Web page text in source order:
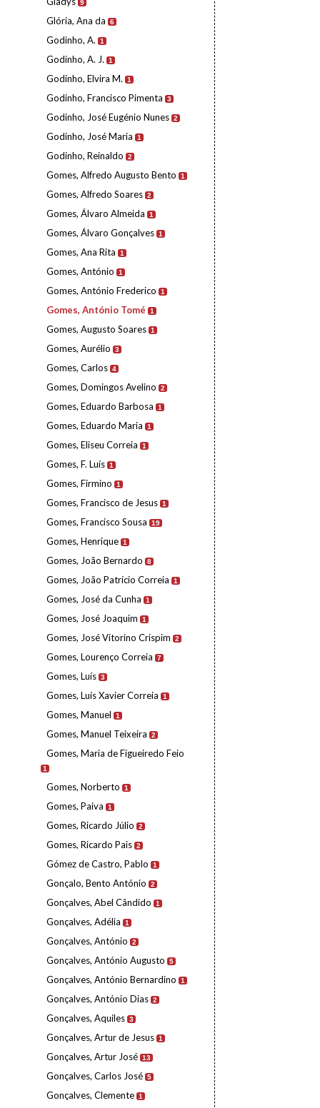
9
Glória, Ana da 6
Godinho, A. 1
Godinho, A. J. 1
Godinho, Elvira M. 1
Godinho, Francisco Pimenta 3
Godinho, José Eugénio Nunes 2
Godinho, José Maria 1
Godinho, Reinaldo 2
Gomes, Alfredo Augusto Bento 1
Gomes, Alfredo Soares 2
Gomes, Álvaro Almeida 1
Gomes, Álvaro Gonçalves 1
Gomes, Ana Rita 1
Gomes, António 1
Gomes, António Frederico 1
Gomes, António Tomé 1
Gomes, Augusto Soares 1
Gomes, Aurélio 3
Gomes, Carlos 4
Gomes, Domingos Avelino 2
Gomes, Eduardo Barbosa 1
Gomes, Eduardo Maria 1
Gomes, Eliseu Correia 1
Gomes, F. Luís 1
Gomes, Firmino 1
Gomes, Francisco de Jesus 1
Gomes, Francisco Sousa 19
Gomes, Henrique 1
Gomes, João Bernardo 8
Gomes, João Patrício Correia 1
Gomes, José da Cunha 1
Gomes, José Joaquim 1
Gomes, José Vitorino Crispim 2
Gomes, Lourenço Correia 7
Gomes, Luís 3
Gomes, Luís Xavier Correia 1
Gomes, Manuel 1
Gomes, Manuel Teixeira 2
Gomes, Maria de Figueiredo Feio
1
Gomes, Norberto 1
Gomes, Paiva 1
Gomes, Ricardo Júlio 2
Gomes, Ricardo Pais 2
Gómez de Castro, Pablo 1
Gonçalo, Bento António 2
Gonçalves, Abel Cândido 1
Gonçalves, Adélia 1
Gonçalves, António 2
Gonçalves, António Augusto 5
Gonçalves, António Bernardino 1
Gonçalves, António Dias 2
Gonçalves, Aquiles 3
Gonçalves, Artur de Jesus 1
Gonçalves, Artur José 13
Gonçalves, Carlos José 5
Gonçalves, Clemente 1